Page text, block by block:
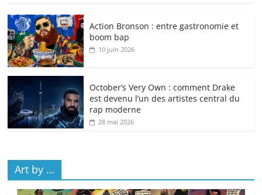
Action Bronson : entre gastronomie et
boom bap
10 juin 2026
October’s Very Own : comment Drake
est devenu l’un des artistes central du
rap moderne
28 mai 2026
Art by …